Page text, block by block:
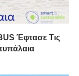
Έφτασε Τις